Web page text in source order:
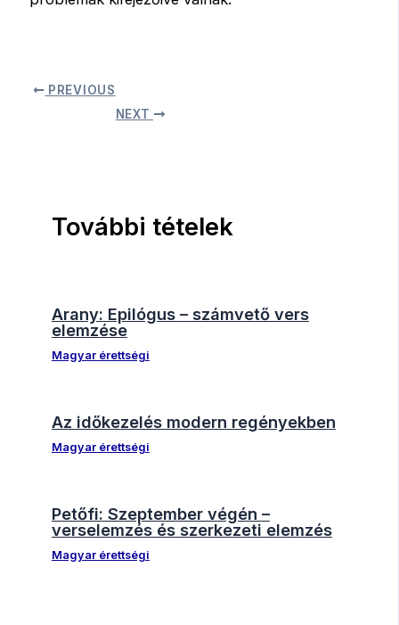
PREVIOUS
NEXT
További tételek
Arany: Epilógus – számvető vers
elemzése
Magyar érettségi
Az időkezelés modern regényekben
Magyar érettségi
Petőfi: Szeptember végén –
verselemzés és szerkezeti elemzés
Magyar érettségi